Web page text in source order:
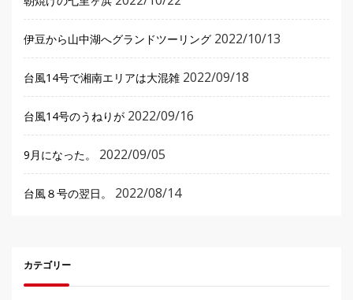
伊豆から山中湖へグランドツーリング 2022/10/13
台風14号で湘南エリアは大混雑 2022/09/18
台風14号のうねりが 2022/09/16
9月になった。 2022/09/05
台風８号の翌日。 2022/08/14
カテゴリー